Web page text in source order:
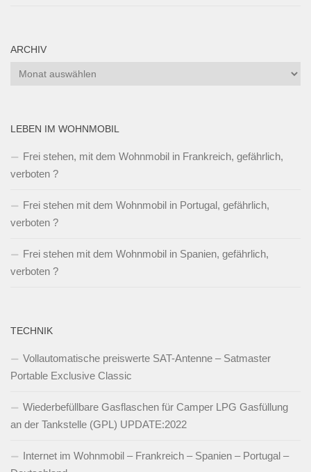
ARCHIV
Archiv
LEBEN IM WOHNMOBIL
Frei stehen, mit dem Wohnmobil in Frankreich, gefährlich,
verboten ?
Frei stehen mit dem Wohnmobil in Portugal, gefährlich,
verboten ?
Frei stehen mit dem Wohnmobil in Spanien, gefährlich,
verboten ?
TECHNIK
Vollautomatische preiswerte SAT-Antenne – Satmaster
Portable Exclusive Classic
Wiederbefüllbare Gasflaschen für Camper LPG Gasfüllung
an der Tankstelle (GPL) UPDATE:2022
Internet im Wohnmobil – Frankreich – Spanien – Portugal –